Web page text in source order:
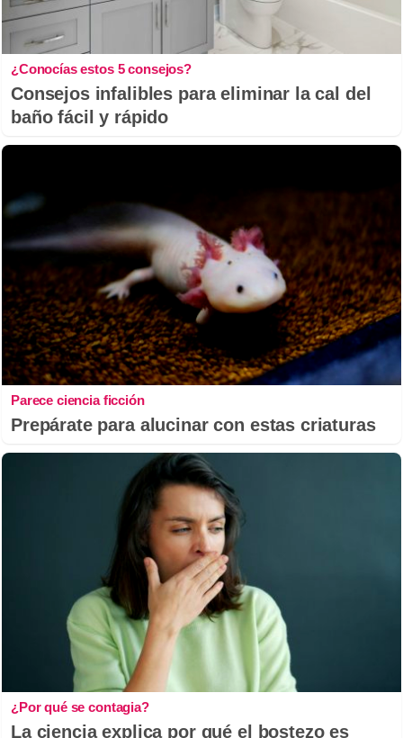
¿Conocías estos 5 consejos?
Consejos infalibles para eliminar la cal del
baño fácil y rápido
Parece ciencia ficción
Prepárate para alucinar con estas criaturas
¿Por qué se contagia?
La ciencia explica por qué el bostezo es